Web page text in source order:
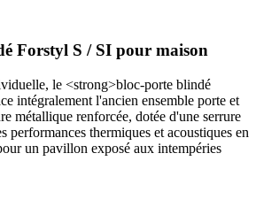
Forstyl S / SI pour maison
le <strong>bloc-porte blindé
intégralement l'ancien ensemble porte et
métallique renforcée, dotée d'une serrure
performances thermiques et acoustiques en
un pavillon exposé aux intempéries